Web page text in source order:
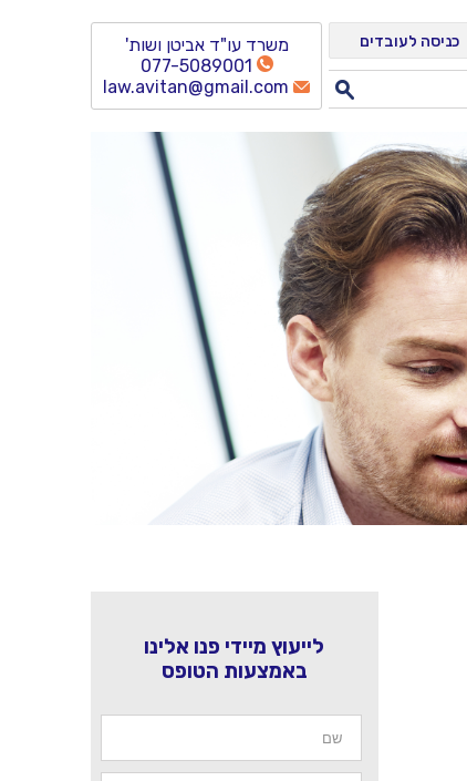
משרד עו"ד אביטן ושות'
077-5089001
law.avitan@gmail.com
כניסה לעובדים
לייעוץ מיידי פנו אלינו
באמצעות הטופס